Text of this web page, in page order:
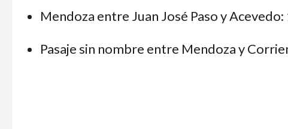
Mendoza entre Juan José Paso y
Pasaje sin nombre entre Mendoza y